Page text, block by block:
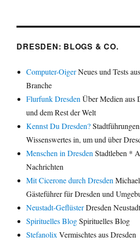
DRESDEN: BLOGS & CO.
Computer-OigerNeues und Tests
Branche
Flurfunk Dresden Über Medien aus
und dem Rest der Welt
Kennst Du Dresden?
Wissenswertes in, um und über
Menschen in Dresden Stadtleben *
Nachrichten
Mit Cicerone durch Dresden
Gästeführer für Dresden und
Neustadt-GeflüsterDresden
Spirituelles BlogSpirituelles Blog
Stefanolix Vermischtes aus Dresden